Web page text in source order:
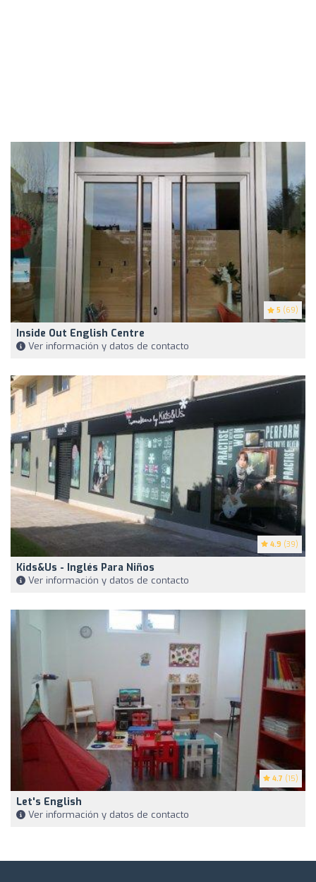
5 (69)
Inside Out English Centre
Ver información y datos de contacto
4.9 (39)
Kids&Us - Inglés Para Niños
Ver información y datos de contacto
4.7 (15)
Let's English
Ver información y datos de contacto